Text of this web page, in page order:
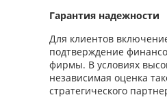
Гарантия надежности
Для клиентов
подтверждение
фирмы. В условиях
независимая оценка
стратегического